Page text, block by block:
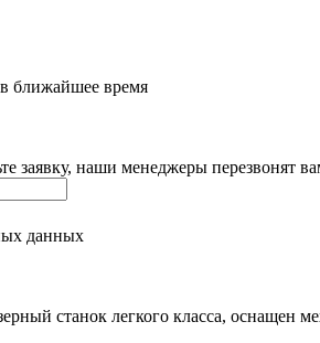
ближайшее время
заявку, наши менеджеры перезвонят
данных
станок легкого класса, оснащен